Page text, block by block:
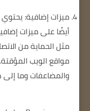
أيضًا على ميزات
مثل الحماية من
مواقع الويب
والمضاعفات وما إلى